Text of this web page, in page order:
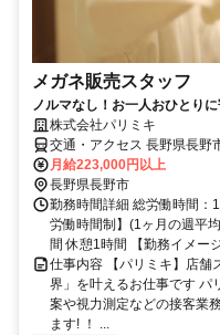
メガネ販売スタッフ
ノルマなし！お一人おひとり
株式会社パリミキ
交通・アクセス 長野県長野
月給223,000円以上
長野県長野市
勤務時間詳細 総労働時間：
労働時間制】(1ヶ月の週平
間 休憩1時間 【勤務イメー
仕事内容 【パリミキ】店舗
界」を叶えるお仕事です パ
案や視力測定などの接客業
ます! ！ ...